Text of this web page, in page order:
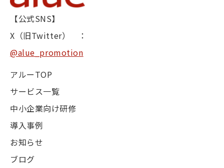
【公式SNS】
X（旧Twitter） ：
@alue_promotion
アルーTOP
サービス一覧
中小企業向け研修
導入事例
お知らせ
ブログ